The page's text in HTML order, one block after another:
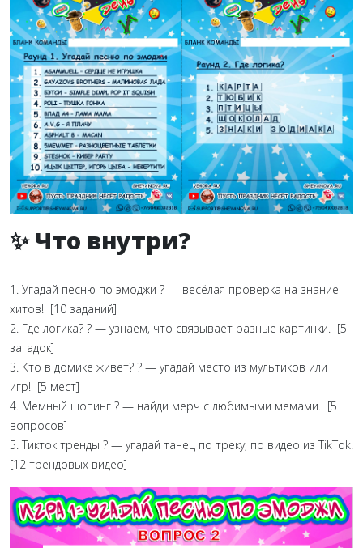
✨ Что внутри?
1. Угадай песню по эмоджи ? — весёлая проверка на знание
хитов! [10 заданий]
2. Где логика? ? — узнаем, что связывает разные картинки. [5
загадок]
3. Кто в домике живёт? ? — угадай место из мультиков или
игр! [5 мест]
4. Мемный шопинг ? — найди мерч с любимыми мемами. [5
вопросов]
5. Тикток тренды ? — угадай танец по треку, по видео из TikTok!
[12 трендовых видео]